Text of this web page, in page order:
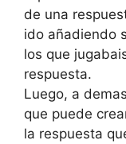
de una
ido añadiendo
los que
respuesta.
Luego, a
que puede
la respuesta